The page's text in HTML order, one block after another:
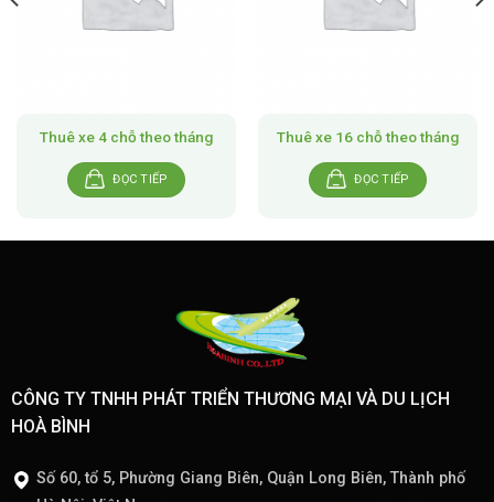
Thuê xe 4 chỗ theo tháng
ĐỌC TIẾP
Thuê xe 16 chỗ theo tháng
ĐỌC TIẾP
CÔNG TY TNHH PHÁT TRIỂN THƯƠNG MẠI VÀ DU LỊCH
HOÀ BÌNH
Số 60, tổ 5, Phường Giang Biên, Quận Long Biên, Thành phố